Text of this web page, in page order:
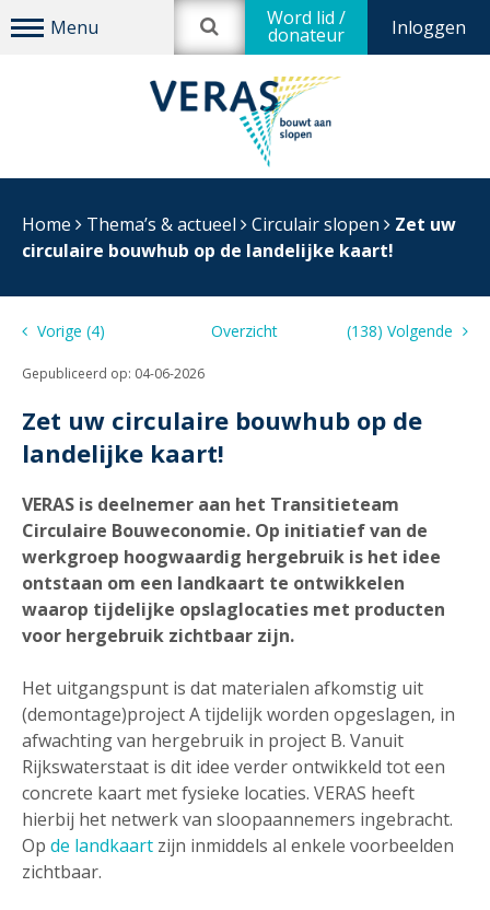
Inloggen
Word lid /
donateur
Home Thema’s & actueel Circulair slopen
Zet uw
circulaire bouwhub op de landelijke kaart!
Vorige (4) Overzicht (138) Volgende
Gepubliceerd op: 04-06-2026
Zet uw circulaire bouwhub op de
landelijke kaart!
VERAS is deelnemer aan het Transitieteam
Circulaire Bouweconomie. Op initiatief van de
werkgroep hoogwaardig hergebruik is het idee
ontstaan om een landkaart te ontwikkelen
waarop tijdelijke opslaglocaties met producten
voor hergebruik zichtbaar zijn.
Het uitgangspunt is dat materialen afkomstig uit
(demontage)project A tijdelijk worden opgeslagen, in
afwachting van hergebruik in project B. Vanuit
Rijkswaterstaat is dit idee verder ontwikkeld tot een
concrete kaart met fysieke locaties. VERAS heeft
hierbij het netwerk van sloopaannemers ingebracht.
Op de landkaart zijn inmiddels al enkele voorbeelden
zichtbaar.